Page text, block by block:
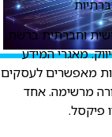
וחברתית ברשת,
מאגרי המידע
מאפשרים לעסקים
מרשימה. אחד
פיקסל.